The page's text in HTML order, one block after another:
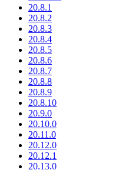
20.8.1
20.8.2
20.8.3
20.8.4
20.8.5
20.8.6
20.8.7
20.8.8
20.8.9
20.8.10
20.9.0
20.10.0
20.11.0
20.12.0
20.12.1
20.13.0